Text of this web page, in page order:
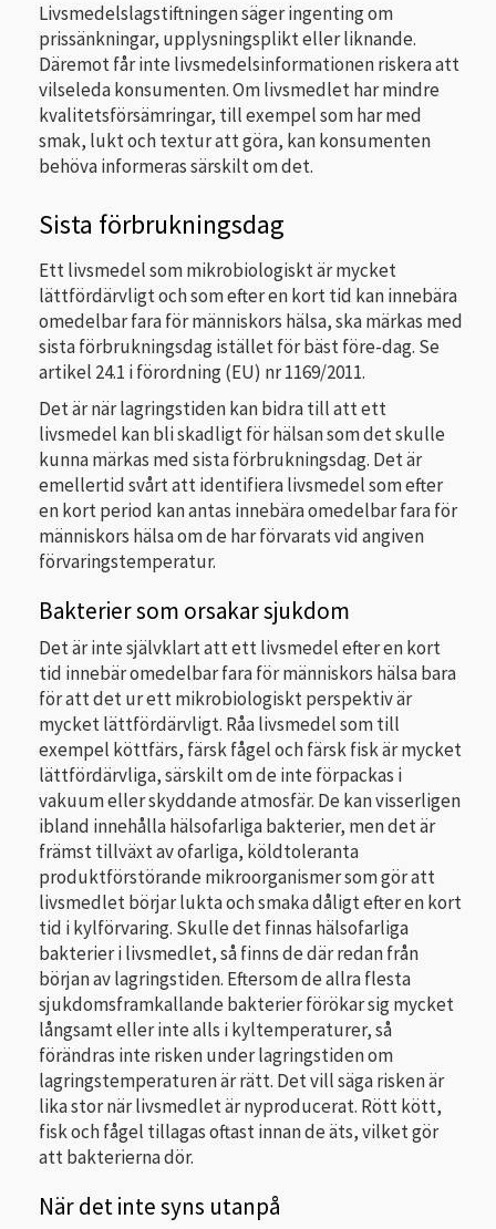
Livsmedelslagstiftningen säger ingenting om
prissänkningar, upplysningsplikt eller liknande.
Däremot får inte livsmedelsinformationen riskera att
vilseleda konsumenten. Om livsmedlet har mindre
kvalitetsförsämringar, till exempel som har med
smak, lukt och textur att göra, kan konsumenten
behöva informeras särskilt om det.
Sista förbrukningsdag
Ett livsmedel som mikrobiologiskt är mycket
lättfördärvligt och som efter en kort tid kan innebära
omedelbar fara för människors hälsa, ska märkas med
sista förbrukningsdag istället för bäst före-dag. Se
artikel 24.1 i förordning (EU) nr 1169/2011.
Det är när lagringstiden kan bidra till att ett
livsmedel kan bli skadligt för hälsan som det skulle
kunna märkas med sista förbrukningsdag. Det är
emellertid svårt att identifiera livsmedel som efter
en kort period kan antas innebära omedelbar fara för
människors hälsa om de har förvarats vid angiven
förvaringstemperatur.
Bakterier som orsakar sjukdom
Det är inte självklart att ett livsmedel efter en kort
tid innebär omedelbar fara för människors hälsa bara
för att det ur ett mikrobiologiskt perspektiv är
mycket lättfördärvligt. Råa livsmedel som till
exempel köttfärs, färsk fågel och färsk fisk är mycket
lättfördärvliga, särskilt om de inte förpackas i
vakuum eller skyddande atmosfär. De kan visserligen
ibland innehålla hälsofarliga bakterier, men det är
främst tillväxt av ofarliga, köldtoleranta
produktförstörande mikroorganismer som gör att
livsmedlet börjar lukta och smaka dåligt efter en kort
tid i kylförvaring. Skulle det finnas hälsofarliga
bakterier i livsmedlet, så finns de där redan från
början av lagringstiden. Eftersom de allra flesta
sjukdomsframkallande bakterier förökar sig mycket
långsamt eller inte alls i kyltemperaturer, så
förändras inte risken under lagringstiden om
lagringstemperaturen är rätt. Det vill säga risken är
lika stor när livsmedlet är nyproducerat. Rött kött,
fisk och fågel tillagas oftast innan de äts, vilket gör
att bakterierna dör.
När det inte syns utanpå